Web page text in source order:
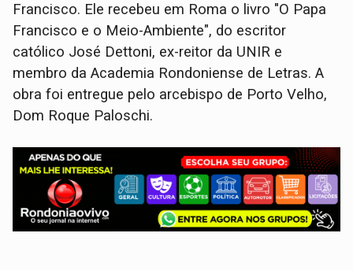
Francisco. Ele recebeu em Roma o livro "O Papa
Francisco e o Meio-Ambiente", do escritor
católico José Dettoni, ex-reitor da UNIR e
membro da Academia Rondoniense de Letras. A
obra foi entregue pelo arcebispo de Porto Velho,
Dom Roque Paloschi.